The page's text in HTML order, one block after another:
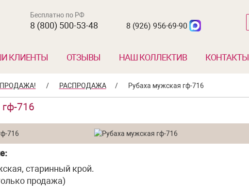
Бесплатно по РФ
8 (800) 500-53-48 8 (926) 956-69-90
КЛИЕНТЫ ОТЗЫВЫ НАШ КОЛЛЕКТИВ КОНТАКТЫ
/ РАСПРОДАЖА / Рубаха мужская гф-716
716
старинный крой.
продажа)